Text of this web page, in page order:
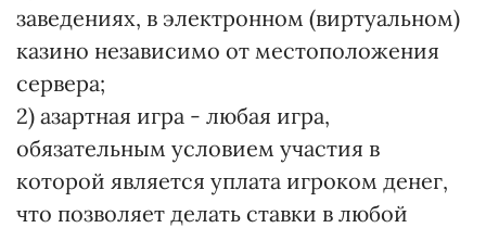
заведениях, в электронном (виртуальном)
казино независимо от местоположения
сервера;
2) азартная игра - любая игра,
обязательным условием участия в
которой является уплата игроком денег,
что позволяет делать ставки в любой